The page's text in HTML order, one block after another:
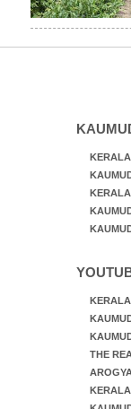
THE